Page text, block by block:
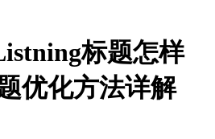
标题怎样
优化方法详解